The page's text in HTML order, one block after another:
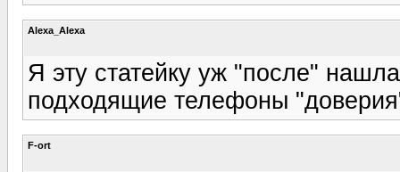
Alexa_Alexa
Я эту статейку уж "после"
подходящие телефоны
F-ort